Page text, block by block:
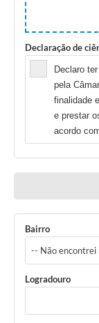
Declaração de
Declaro
pela
finalidade
e prestar
acordo
Bairro
-- Não encontrei
Logradouro